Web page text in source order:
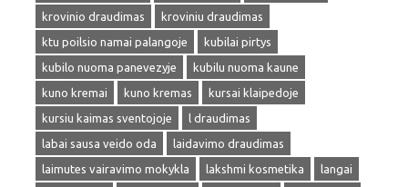
krovinio draudimas
kroviniu draudimas
ktu poilsio namai palangoje
kubilai pirtys
kubilo nuoma panevezyje
kubilu nuoma kaune
kuno kremai
kuno kremas
kursai klaipedoje
kursiu kaimas sventojoje
l draudimas
labai sausa veido oda
laidavimo draudimas
laimutes vairavimo mokykla
lakshmi kosmetika
langai